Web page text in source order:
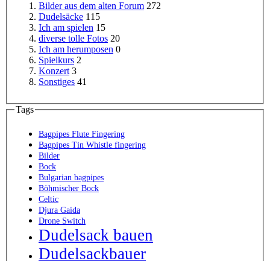
Bilder aus dem alten Forum 272
Dudelsäcke 115
Ich am spielen 15
diverse tolle Fotos 20
Ich am herumposen 0
Spielkurs 2
Konzert 3
Sonstiges 41
Tags
Bagpipes Flute Fingering
Bagpipes Tin Whistle fingering
Bilder
Bock
Bulgarian bagpipes
Böhmischer Bock
Celtic
Djura Gaida
Drone Switch
Dudelsack bauen
Dudelsackbauer